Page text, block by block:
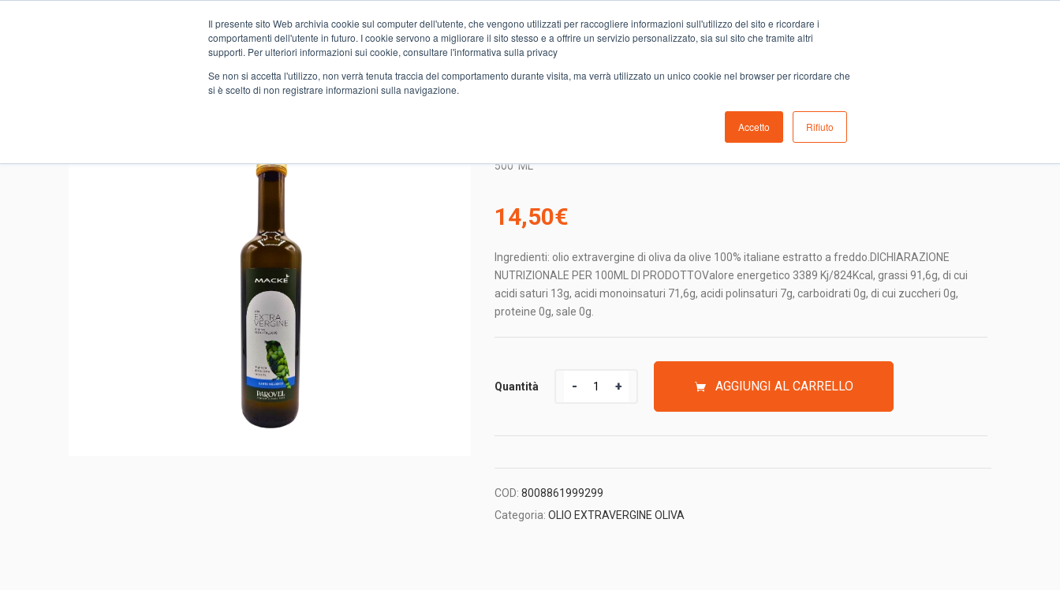
Il presente sito Web archivia cookie sul computer dell'utente, che vengono utilizzati per raccogliere informazioni sull'utilizzo del sito e ricordare i
comportamenti dell'utente in futuro. I cookie servono a migliorare il sito stesso e a offrire un servizio personalizzato, sia sul sito che tramite altri
supporti. Per ulteriori informazioni sui cookie, consultare l'informativa sulla privacy
Se non si accetta l'utilizzo, non verrà tenuta traccia del comportamento durante visita, ma verrà utilizzato un unico cookie nel browser per ricordare che
si è scelto di non registrare informazioni sulla navigazione.
Accetto Rifiuto
Novità Chi siamo Servizi Spesa online Carta Club A&O Volantino Serve aiuto?
OLIO EXTRAVERGINE OLIVA OLIO EXTRAV. 100% ITA PAROVEL CANTO MELODICO
OLIO EXTRAV. 100% ITA PAROVEL CANTO MELODICO
500 ML
14,50€
Ingredienti: olio extravergine di oliva da olive 100% italiane estratto a freddo.DICHIARAZIONE
NUTRIZIONALE PER 100ML DI PRODOTTOValore energetico 3389 Kj/824Kcal, grassi 91,6g, di cui
acidi saturi 13g, acidi monoinsaturi 71,6g, acidi polinsaturi 7g, carboidrati 0g, di cui zuccheri 0g,
proteine 0g, sale 0g.
Quantità AGGIUNGI AL CARRELLO
COD: 8008861999299
Categoria: OLIO EXTRAVERGINE OLIVA